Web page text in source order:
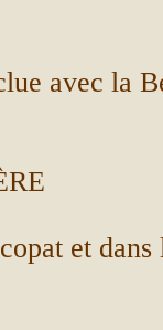
avec la
et